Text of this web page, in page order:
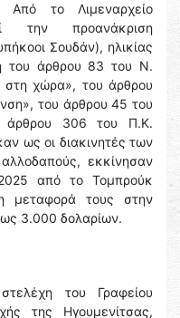
Από το Λιμεναρχείο
την προανάκριση
Σουδάν), ηλικίας
του άρθρου 83 του Ν.
χώρα», του άρθρου
του άρθρου 45 του
άρθρου 306 του Π.Κ.
ως οι διακινητές των
εκκίνησαν
από το Τομπρούκ
μεταφορά τους στην
3.000 δολαρίων.
του Γραφείου
της Ηγουμενίτσας,